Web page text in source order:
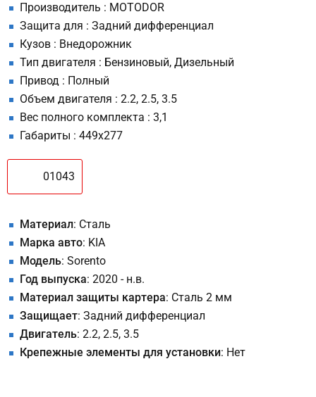
Производитель : MOTODOR
Защита для : Задний дифференциал
Кузов : Внедорожник
Тип двигателя : Бензиновый, Дизельный
Привод : Полный
Объем двигателя : 2.2, 2.5, 3.5
Вес полного комплекта : 3,1
Габариты : 449x277
01043
Материал: Сталь
Марка авто: KIA
Модель: Sorento
Год выпуска: 2020 - н.в.
Материал защиты картера: Сталь 2 мм
Защищает: Задний дифференциал
Двигатель: 2.2, 2.5, 3.5
Крепежные элементы для установки: Нет